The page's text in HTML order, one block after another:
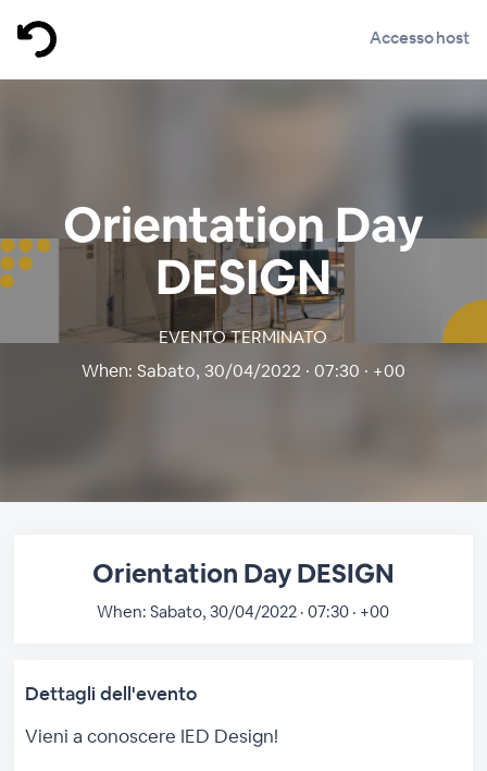
Accesso host
Orientation Day
DESIGN
EVENTO TERMINATO
When: Sabato, 30/04/2022 · 07:30 · +00
Orientation Day DESIGN
When: Sabato, 30/04/2022 · 07:30 · +00
Dettagli dell'evento
Vieni a conoscere IED Design!